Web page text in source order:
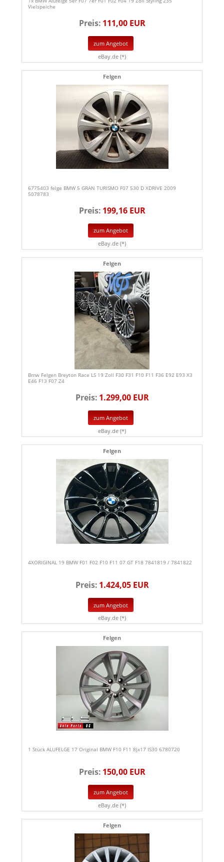
Vielspeiche
Preis: 111,00 EUR
zum Angebot
eBay.de (*)
Felgen
6775403 felge BMW 5 GRAN TURISMO F07 530 D XDRIVE 2009
5078783
Preis: 199,16 EUR
zum Angebot
eBay.de (*)
Felgen
Bmw Felgen Breyton Race LS 19 Zoll F30 F31 F10 F11 F36 E92 E93 X3
E46 F13 F07 Z4
Preis: 1.299,00 EUR
zum Angebot
eBay.de (*)
Felgen
4XORIGINAL 19 BMW F01 F02 F10 F11 07 GT F18 7841819 / 7841822
Preis: 1.424,05 EUR
zum Angebot
eBay.de (*)
Felgen
1 Stück ALUFELGE 17 Original BMW F10 F11 8Jx17 IS30 6780720
Preis: 150,00 EUR
zum Angebot
eBay.de (*)
Felgen